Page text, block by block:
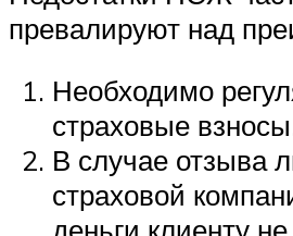
превалируют над
Необходимо
страховые
В случае отзыва
страховой